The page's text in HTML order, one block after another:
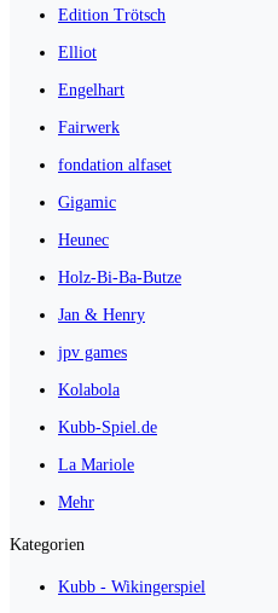
Edition Trötsch
Elliot
Engelhart
Fairwerk
fondation alfaset
Gigamic
Heunec
Holz-Bi-Ba-Butze
Jan & Henry
jpv games
Kolabola
Kubb-Spiel.de
La Mariole
Mehr
Kategorien
Kubb - Wikingerspiel